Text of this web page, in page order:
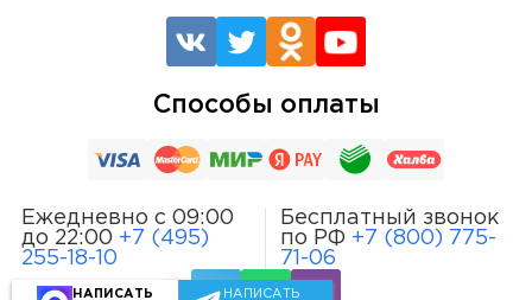
Ежедневно с 09:00
до 22:00 +7 (495)
255-18-10
Бесплатный звонок
по РФ +7 (800) 775-
71-06
Способы оплаты
НАПИСАТЬ
НАПИСАТЬ